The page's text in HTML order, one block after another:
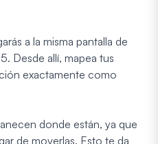
a la misma pantalla de
Desde allí, mapea tus
exactamente como
donde están, ya que
de moverlas. Esto te da